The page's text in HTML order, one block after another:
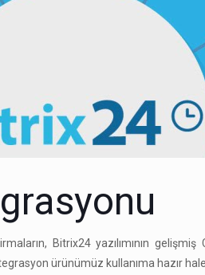
Bitrix24 yazılımının
ürünümüz kullanıma hazır